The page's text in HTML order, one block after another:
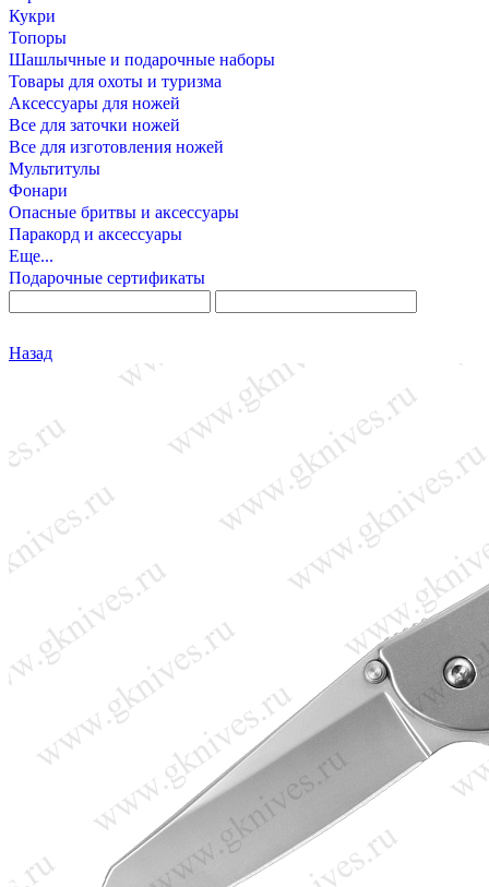
Кукри
Топоры
Шашлычные и подарочные наборы
Товары для охоты и туризма
Аксессуары для ножей
Все для заточки ножей
Все для изготовления ножей
Мультитулы
Фонари
Опасные бритвы и аксессуары
Паракорд и аксессуары
Еще...
Подарочные сертификаты
Назад